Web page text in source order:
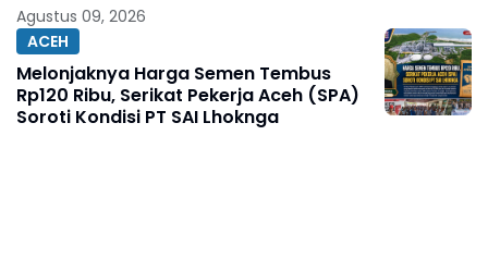
Agustus 09, 2026
ACEH
Melonjaknya Harga Semen Tembus
Rp120 Ribu, Serikat Pekerja Aceh (SPA)
Soroti Kondisi PT SAI Lhoknga